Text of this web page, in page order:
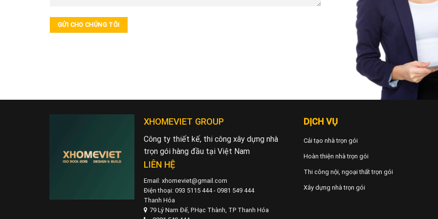
XHOMEVIET GROUP
Công ty thiết kế, thi công xây dựng nhà
trọn gói hàng đầu tại Việt Nam
LIÊN HỆ
Email: xhomeviet@gmail.com
Điện thoại: 093 5115 444 - 0981 549 444
Thanh Hóa
79 Lý Nam Đế, P.Hạc Thành, TP Thanh Hóa
DỊCH VỤ
Cải tạo nhà trọn gói
Hoàn thiện nhà trọn gói
Thi công nội, ngoại thất trọn gói
Xây dựng nhà trọn gói